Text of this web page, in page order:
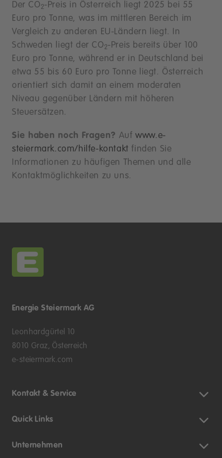
Der CO2-Preis in Österreich liegt 2025 bei 55
Euro pro Tonne, was im mittleren Bereich im
Vergleich zu anderen EU-Ländern liegt. In
Schweden liegt der CO2-Preis bereits über 100
Euro pro Tonne, während er in Deutschland bei
etwa 55 bis 60 Euro pro Tonne liegt. Österreich
orientiert sich damit an einem moderaten
Niveau gegenüber Ländern mit höheren
Steuersätzen.
Sie haben noch Fragen? Aufwww.e-
steiermark.com/hilfe-kontakt finden Sie
Informationen zu häufigen Themen und alle
Kontaktmöglichkeiten zu uns.
Energie Steiermark AG
Leonhardgürtel 10
8010 Graz, Österreich
e-steiermark.com
Kontakt & Service
Quick Links
Unternehmen